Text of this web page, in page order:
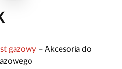
gazowy – Akcesoria do